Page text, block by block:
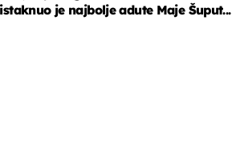
istaknuo je najbolje adute Maje Šuput...